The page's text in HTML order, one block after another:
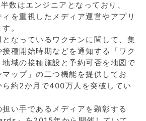
数はエンジニアとなっており、
を重視したメディア運営やアプリ
。
となっているワクチンに関して、集
種開始時期などを通知する「ワク
域の接種施設と予約可否を地図で
ップ」の二つ機能を提供してお
ら約2か月で400万人を突破してい
い手であるメディアを顕彰する